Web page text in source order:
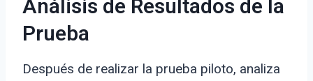
Análisis de Resultados de la
Prueba
Después de realizar la prueba piloto, analiza